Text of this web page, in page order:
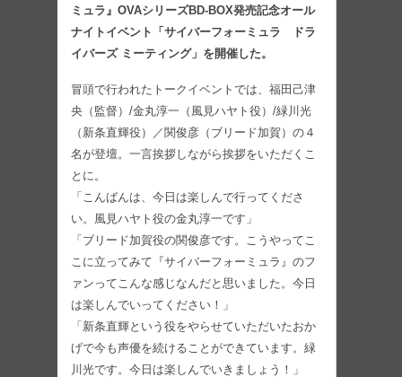
ミュラ』OVAシリーズBD-BOX発売記念オール
ナイトイベント「サイバーフォーミュラ ドラ
イバーズ ミーティング」を開催した。
冒頭で行われたトークイベントでは、福田己津
央（監督）/金丸淳一（風見ハヤト役）/緑川光
（新条直輝役）／関俊彦（ブリード加賀）の４
名が登壇。一言挨拶しながら挨拶をいただくこ
とに。
「こんばんは、今日は楽しんで行ってくださ
い。風見ハヤト役の金丸淳一です」
「ブリード加賀役の関俊彦です。こうやってこ
こに立ってみて『サイバーフォーミュラ』のフ
ァンってこんな感じなんだと思いました。今日
は楽しんでいってください！」
「新条直輝という役をやらせていただいたおか
げで今も声優を続けることができています。緑
川光です。今日は楽しんでいきましょう！」